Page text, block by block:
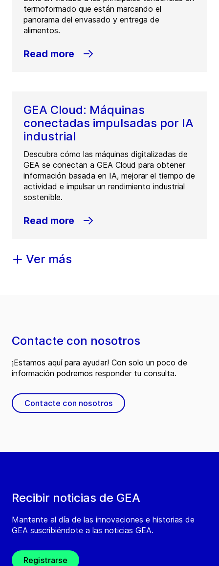
termoformado que están marcando el
panorama del envasado y entrega de
alimentos.
Read more
GEA Cloud: Máquinas
conectadas impulsadas por IA
industrial
Descubra cómo las máquinas digitalizadas de
GEA se conectan a GEA Cloud para obtener
información basada en IA, mejorar el tiempo de
actividad e impulsar un rendimiento industrial
sostenible.
Read more
Ver más
Recibir noticias de GEA
Mantente al día de las innovaciones e historias de
GEA suscribiéndote a las noticias GEA.
Registrarse
Contacte con nosotros
¡Estamos aquí para ayudar! Con solo un poco de
información podremos responder tu consulta.
Contacte con nosotros